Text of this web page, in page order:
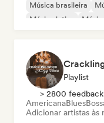
Música brasileira
Música latina
Playlist
> 2800
AmericanaBlues
Adicionar artistas às